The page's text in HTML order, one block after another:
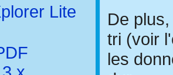
Lite
De
tri (voir
les